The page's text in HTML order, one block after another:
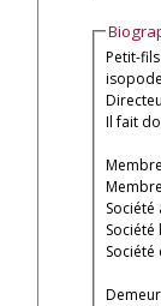
Petit-
Il fait